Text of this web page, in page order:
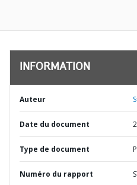
INFORMATION
Auteur
Date du document
Type de document
Numéro du rapport